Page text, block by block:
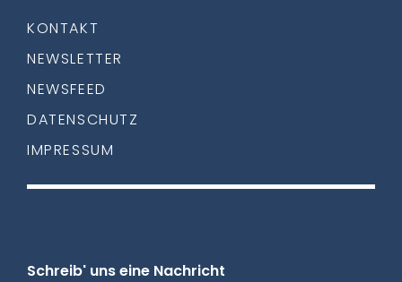
Schreib' uns eine Nachricht
KONTAKT
NEWSLETTER
NEWSFEED
DATENSCHUTZ
IMPRESSUM